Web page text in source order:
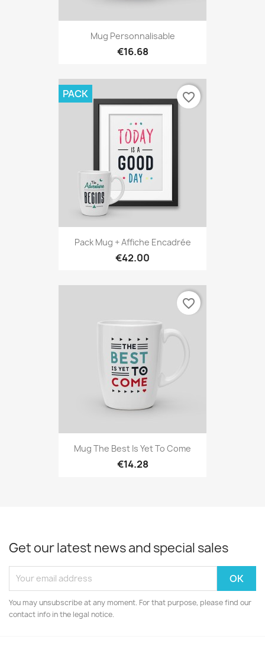
Mug Personnalisable
€16.68
Pack Mug + Affiche Encadrée
€42.00
PACK favorite_border
Mug The Best Is Yet To Come
€14.28
favorite_border
Get our latest news and special sales
You may unsubscribe at any moment. For that purpose, please find our
contact info in the legal notice.